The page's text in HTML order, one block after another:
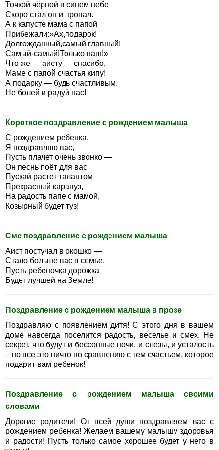
Точкой чёрной в синем небе
Скоро стал он и пропал.
А к капусте мама с папой
Прибежали:»Ах,подарок!
Долгожданный,самый главный!
Самый-самый!Только наш!»
Что же — аисту — спасибо,
Маме с папой счастья кипу!
А подарку — будь счастливым,
Не болей и радуй нас!
Короткое поздравление с рождением малыша
С рождением ребенка,
Я поздравляю вас,
Пусть плачет очень звонко —
Он песнь поёт для вас!
Пускай растет талантом
Прекрасный карапуз,
На радость папе с мамой,
Козырный будет туз!
Смс поздравление с рождением малыша
Аист постучал в окошко —
Стало больше вас в семье.
Пусть ребеночка дорожка
Будет лучшей на Земле!
Поздравление с рождением малыша в прозе
Поздравляю с появлением дитя! С этого дня в вашем
доме навсегда поселится радость, веселье и смех. Не
секрет, что будут и бессонные ночи, и слезы, и усталость
– но все это ничто по сравнению с тем счастьем, которое
подарит вам ребенок!
Поздравление с рождением малыша своими
словами
Дорогие родители! От всей души поздравляем вас с
рождением ребенка! Желаем вашему малышу здоровья
и радости! Пусть только самое хорошее будет у него в